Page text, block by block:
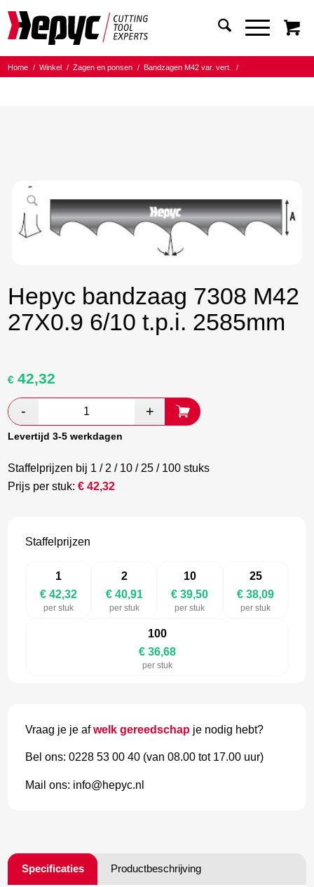
Home / Winkel / Zagen en ponsen / Bandzagen M42 var. vert.
/
Hepyc bandzaag 7308 M42
27X0.9 6/10 t.p.i. 2585mm
Oorspronkelijke
was:
€ 70,53.
€ 42,32
€ 40,91.
Levertijd 3-5 werkdagen
Staffelprijzen bij 1 / 2 / 10 / 25 / 100 stuks
Prijs per stuk:€42,32
Staffelprijzen
1
€ 42,32
per stuk
2
€ 40,91
per stuk
10
€ 39,50
per stuk
25
€ 38,09
per stuk
100
€ 36,68
per stuk
Vraag je je afwelk gereedschap je nodig hebt?
Bel ons: 0228 53 00 40 (van 08.00 tot 17.00 uur)
Mail ons: info@hepyc.nl
Specificaties Productbeschrijving